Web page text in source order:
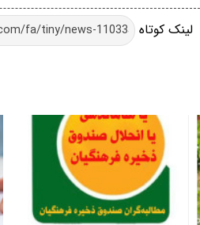
لینک کوتاه